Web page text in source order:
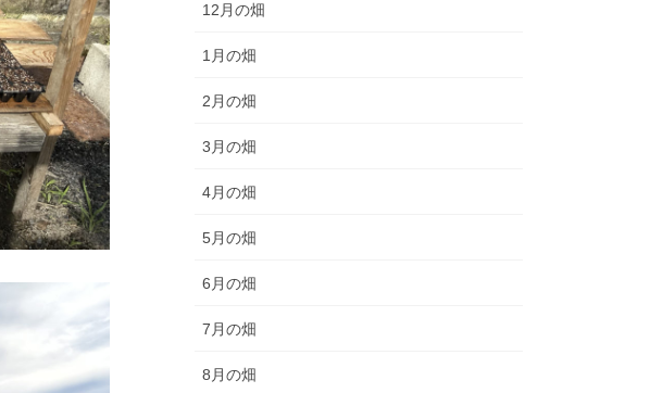
12月の畑
1月の畑
2月の畑
3月の畑
4月の畑
5月の畑
6月の畑
7月の畑
8月の畑